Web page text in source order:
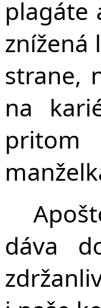
plagáte
znížená
strane,
na
pritom
dáva